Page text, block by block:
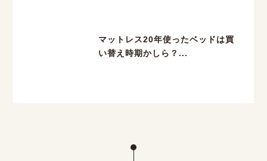
マットレス20年使ったベッドは買
い替え時期かしら？...